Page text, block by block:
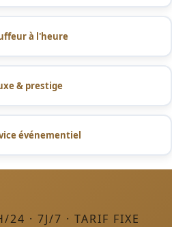
à l'heure
& prestige
événementiel
· 7J/7 · TARIF FIXE